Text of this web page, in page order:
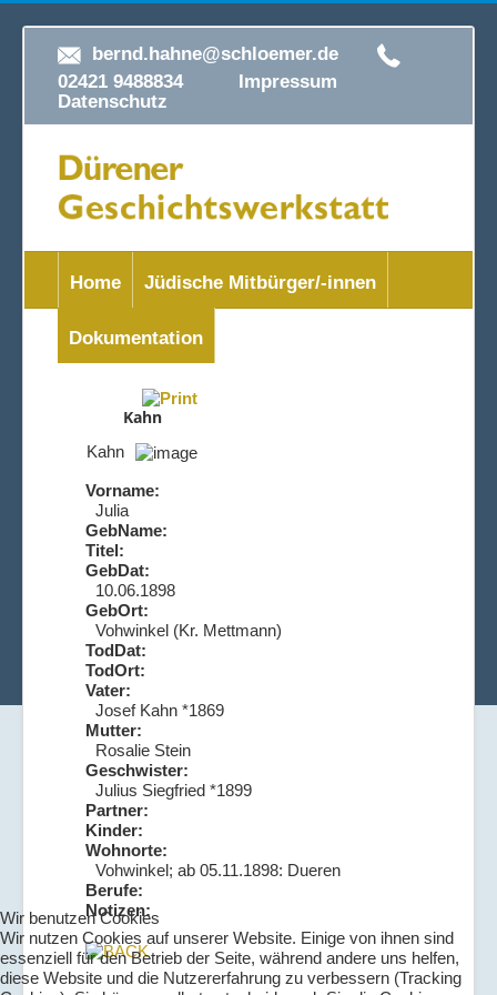
bernd.hahne@schloemer.de
02421 9488834 Impressum
Datenschutz
Home Jüdische Mitbürger/-innen
Dokumentation
Kahn
Kahn
Vorname:
Julia
GebName:
Titel:
GebDat:
10.06.1898
GebOrt:
Vohwinkel (Kr. Mettmann)
TodDat:
TodOrt:
Vater:
Josef Kahn *1869
Mutter:
Rosalie Stein
Geschwister:
Julius Siegfried *1899
Partner:
Kinder:
Wohnorte:
Vohwinkel; ab 05.11.1898: Dueren
Berufe:
Notizen:
Wir benutzen Cookies
Wir nutzen Cookies auf unserer Website. Einige von ihnen sind
essenziell für den Betrieb der Seite, während andere uns helfen,
diese Website und die Nutzererfahrung zu verbessern (Tracking